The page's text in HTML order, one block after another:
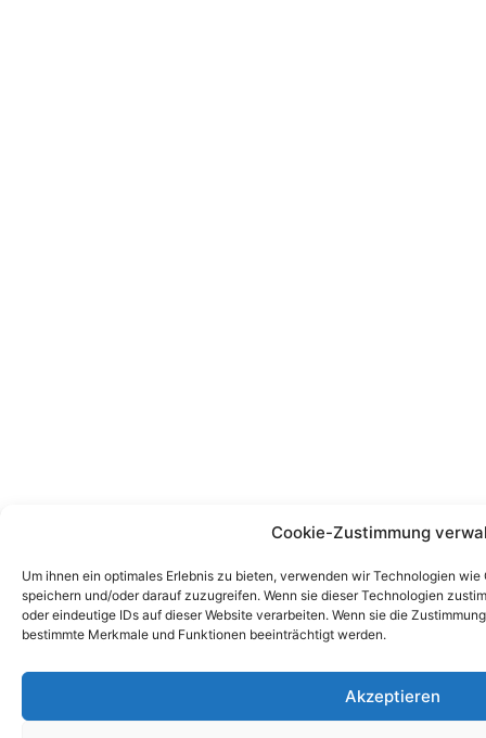
Cookie-Zustimmung
Um ihnen ein optimales Erlebnis zu bieten, verwenden wir Technologien
speichern und/oder darauf zuzugreifen. Wenn sie dieser Technologien
oder eindeutige IDs auf dieser Website verarbeiten. Wenn sie die
bestimmte Merkmale und Funktionen beeinträchtigt werden.
Akzeptieren